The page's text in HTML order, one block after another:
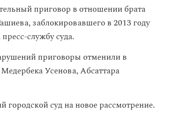
приговор в отношении брата
заблокировавшего в 2013 году
службу суда.
приговоры отменили в
Усенова, Абсаттара
суд на новое рассмотрение.